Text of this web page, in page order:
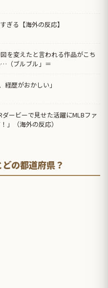
ぎる【海外の反応】
を変えたと言われる作品がこち
（ブルブル」＝
督、経歴がおかしい」
ービーで見せた活躍にMLBファ
」（海外の反応）
の都道府県？